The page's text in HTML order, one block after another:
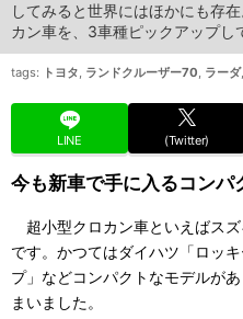
してみると世界にはほかにも存
カン車を、3車種ピックアップし
tags: トヨタ, ランドクルーザー70, ラーダ,
LINE (Twitter)
今も新車で手に入るコンパ
超小型クロカン車といえばスズ
です。かつてはダイハツ「ロッ
プ」などコンパクトなモデルが
まいました。